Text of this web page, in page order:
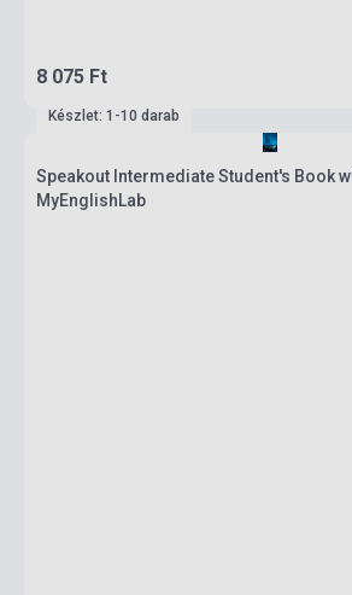
8 075 Ft
Készlet: 1-10 darab
Speakout Intermediate Student's Book
MyEnglishLab